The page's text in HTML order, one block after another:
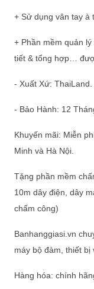
+ Sử dụng vân tay à
+ Phần mềm quản
tiết & tổng hợp…
- Xuất Xứ: ThaiLand.
- Bảo Hành: 12
Khuyến mãi: Miễn
Minh và Hà Nội.
Tặng phần mềm
10m dây điện, dây
chấm công)
Banhanggiasi.vn
máy bộ đàm, thiết bị
Hàng hóa: chính